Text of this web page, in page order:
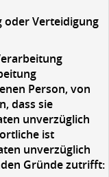
oder Verteidigung
Person, von
dass sie
unverzüglich
ist
unverzüglich
Gründe zutrifft: